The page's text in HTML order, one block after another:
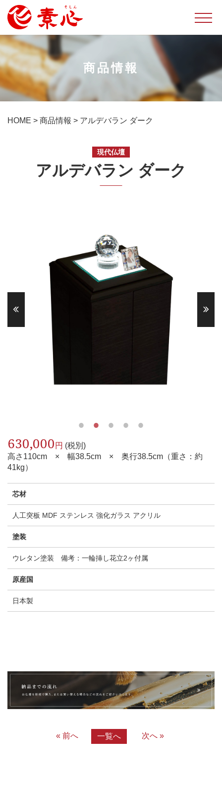
商品情報
HOME > 商品情報 > アルデバラン ダーク
現代仏壇
アルデバラン ダーク
630,000 円 (税別)
高さ110cm × 幅38.5cm × 奥行38.5cm（重さ：約
41kg）
芯材
人工突板 MDF ステンレス 強化ガラス アクリル
塗装
ウレタン塗装 備考：一輪挿し花立2ヶ付属
原産国
日本製
« 前へ 一覧へ 次へ »